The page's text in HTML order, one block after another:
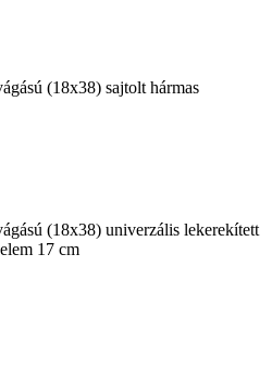
(18x38) sajtolt hármas
(18x38) univerzális lekerekített
17 cm